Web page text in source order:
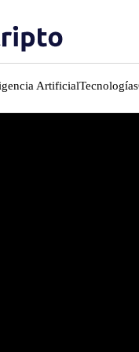
ArtificialTecnologías